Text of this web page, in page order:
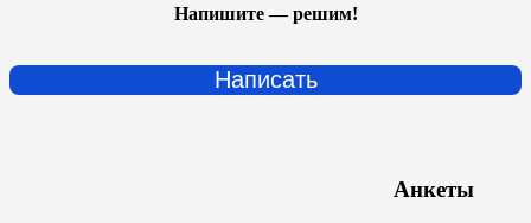
Напишите — решим!
Написать
Анкеты